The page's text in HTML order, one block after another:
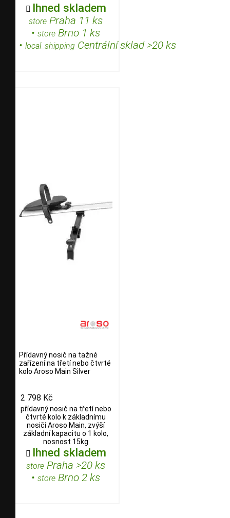
 Ihned skladem
store Praha 11 ks
• store Brno 1 ks
• local_shipping Centrální sklad >20 ks
Přídavný nosič na tažné
zařízení na třetí nebo čtvrté
kolo Aroso Main Silver
2 798 Kč
přídavný nosič na třetí nebo
čtvrté kolo k základnímu
nosiči Aroso Main, zvýší
základní kapacitu o 1 kolo,
nosnost 15kg
 Ihned skladem
store Praha >20 ks
• store Brno 2 ks